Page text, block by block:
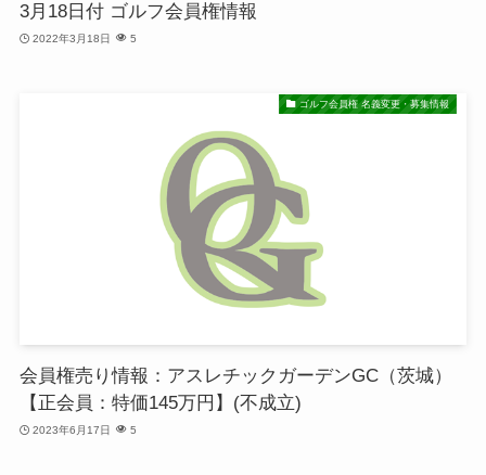
3月18日付 ゴルフ会員権情報
2022年3月18日 5
ゴルフ会員権 名義変更・募集情報
会員権売り情報：アスレチックガーデンGC（茨城）
【正会員：特価145万円】(不成立)
2023年6月17日 5